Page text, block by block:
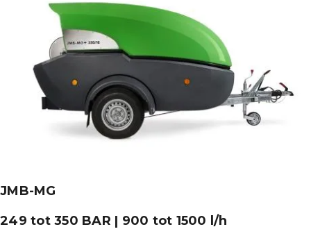
JMB-MG
249 tot 350 BAR | 900 tot 1500 l/h